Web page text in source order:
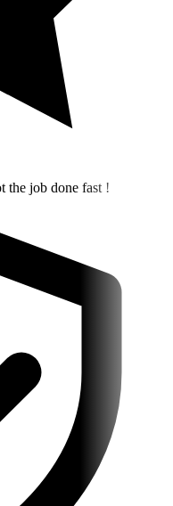
the job done fast !